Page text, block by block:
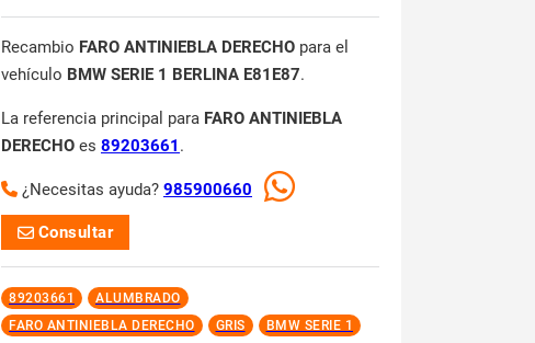
Recambio FARO ANTINIEBLA DERECHO para el
vehículo BMW SERIE 1 BERLINA E81E87.
La referencia principal para FARO ANTINIEBLA
DERECHO es 89203661 .
¿Necesitas ayuda? 985900660
Consultar
89203661
ALUMBRADO
FARO ANTINIEBLA DERECHO
GRIS BMW SERIE 1